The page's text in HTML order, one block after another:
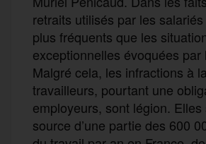
retraits utilisés par les
plus fréquents que les
exceptionnelles évoquées par
Malgré cela, les infractions à
travailleurs, pourtant une
employeurs, sont légion. Elles
source d’une partie des 600